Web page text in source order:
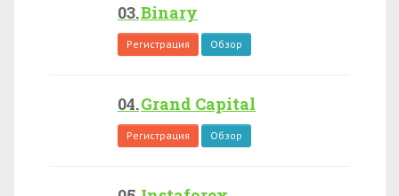
Binary
Регистрация Обзор
Grand Capital
Регистрация Обзор